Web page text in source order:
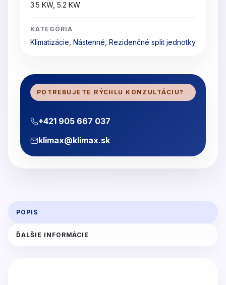
3.5 KW, 5.2 KW
KATEGÓRIA
Klimatizácie Nástenné Rezidenčné split jednotky
POTREBUJETE RÝCHLU KONZULTÁCIU?
+421 905 667 037
klimax@klimax.sk
POPIS
ĎALŠIE INFORMÁCIE